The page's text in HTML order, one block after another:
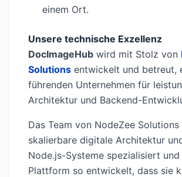
einem Ort.
Unsere technische Exzellenz
DocImageHub wird mit Stolz von
Solutions entwickelt und betreut,
führenden Unternehmen für
Architektur und Backend-
Das Team von NodeZee
skalierbare digitale Architektur
Node.js-Systeme spezialisiert
Plattform so entwickelt, dass sie